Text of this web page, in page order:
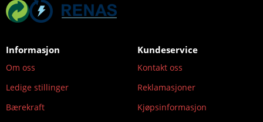
Informasjon
Om oss
Ledige stillinger
Bærekraft
Kundeservice
Kontakt oss
Reklamasjoner
Kjøpsinformasjon